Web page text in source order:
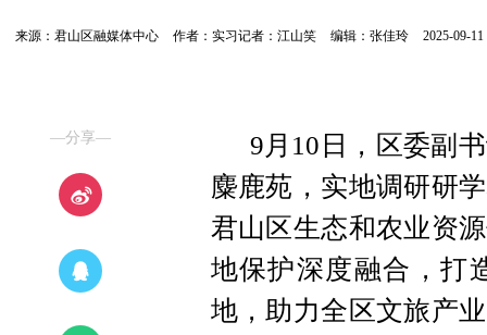
来源：君山区融媒体中心 作者：实习记者：江山笑 编辑：张佳玲 2025-09-11
—分享—
9月10日，区委副
麋鹿苑，实地调研研
君山区生态和农业资
地保护深度融合，打
地，助力全区文旅产